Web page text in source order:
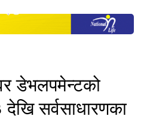
डेभलपमेन्टको
सर्वसाधारणका